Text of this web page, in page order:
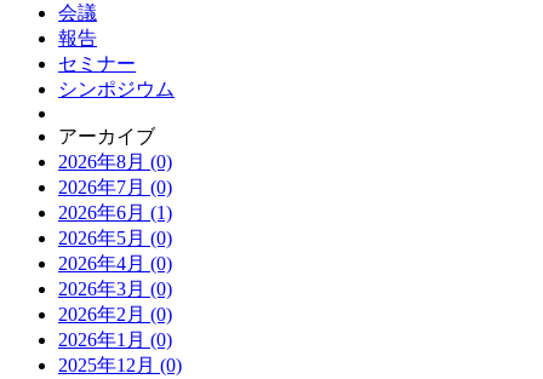
会議
報告
セミナー
シンポジウム
アーカイブ
2026年8月 (0)
2026年7月 (0)
2026年6月 (1)
2026年5月 (0)
2026年4月 (0)
2026年3月 (0)
2026年2月 (0)
2026年1月 (0)
2025年12月 (0)